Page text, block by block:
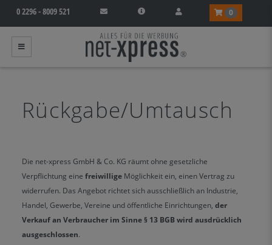
0 2296 - 8009 521 0
Rückgabe/Umtausch
Die net-xpress GmbH & Co. KG räumt ohne gesetzliche
Verpflichtung eine freiwillige Möglichkeit ein, einen Vertrag zu
widerrufen. Das Angebot richtet sich ausschließlich an Industrie,
Handel, Gewerbe, Vereine und öffentliche Einrichtungen, der
Verkauf an Verbraucher im Sinne § 13 BGB wird ausdrücklich
ausgeschlossen.